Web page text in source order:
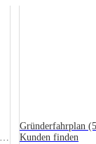
Gründerfahrplan
Kunden finden